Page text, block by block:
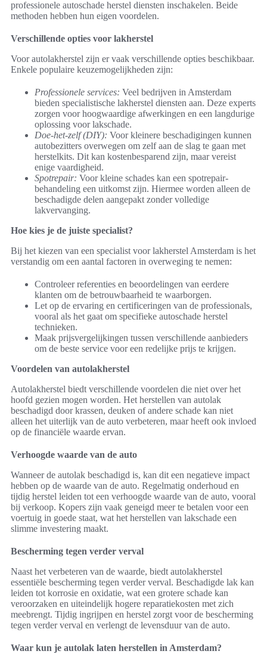
professionele autoschade herstel diensten inschakelen. Beide
methoden hebben hun eigen voordelen.
Verschillende opties voor lakherstel
Voor autolakherstel zijn er vaak verschillende opties beschikbaar.
Enkele populaire keuzemogelijkheden zijn:
Professionele services: Veel bedrijven in Amsterdam
bieden specialistische lakherstel diensten aan. Deze experts
zorgen voor hoogwaardige afwerkingen en een langdurige
oplossing voor lakschade.
Doe-het-zelf (DIY): Voor kleinere beschadigingen kunnen
autobezitters overwegen om zelf aan de slag te gaan met
herstelkits. Dit kan kostenbesparend zijn, maar vereist
enige vaardigheid.
Spotrepair: Voor kleine schades kan een spotrepair-
behandeling een uitkomst zijn. Hiermee worden alleen de
beschadigde delen aangepakt zonder volledige
lakvervanging.
Hoe kies je de juiste specialist?
Bij het kiezen van een specialist voor lakherstel Amsterdam is het
verstandig om een aantal factoren in overweging te nemen:
Controleer referenties en beoordelingen van eerdere
klanten om de betrouwbaarheid te waarborgen.
Let op de ervaring en certificeringen van de professionals,
vooral als het gaat om specifieke autoschade herstel
technieken.
Maak prijsvergelijkingen tussen verschillende aanbieders
om de beste service voor een redelijke prijs te krijgen.
Voordelen van autolakherstel
Autolakherstel biedt verschillende voordelen die niet over het
hoofd gezien mogen worden. Het herstellen van autolak
beschadigd door krassen, deuken of andere schade kan niet
alleen het uiterlijk van de auto verbeteren, maar heeft ook invloed
op de financiële waarde ervan.
Verhoogde waarde van de auto
Wanneer de autolak beschadigd is, kan dit een negatieve impact
hebben op de waarde van de auto. Regelmatig onderhoud en
tijdig herstel leiden tot een verhoogde waarde van de auto, vooral
bij verkoop. Kopers zijn vaak geneigd meer te betalen voor een
voertuig in goede staat, wat het herstellen van lakschade een
slimme investering maakt.
Bescherming tegen verder verval
Naast het verbeteren van de waarde, biedt autolakherstel
essentiële bescherming tegen verder verval. Beschadigde lak kan
leiden tot korrosie en oxidatie, wat een grotere schade kan
veroorzaken en uiteindelijk hogere reparatiekosten met zich
meebrengt. Tijdig ingrijpen en herstel zorgt voor de bescherming
tegen verder verval en verlengt de levensduur van de auto.
Waar kun je autolak laten herstellen in Amsterdam?